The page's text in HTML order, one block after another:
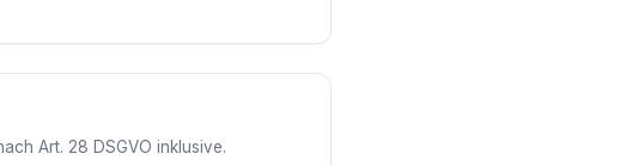
Art. 28 DSGVO inklusive.